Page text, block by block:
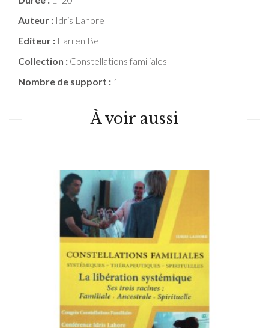
Auteur : Idris Lahore
Editeur : Farren Bel
Collection : Constellations familiales
Nombre de support : 1
À voir aussi